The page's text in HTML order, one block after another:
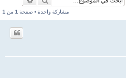
مشاركة واحدة • صفحة 1 من 1